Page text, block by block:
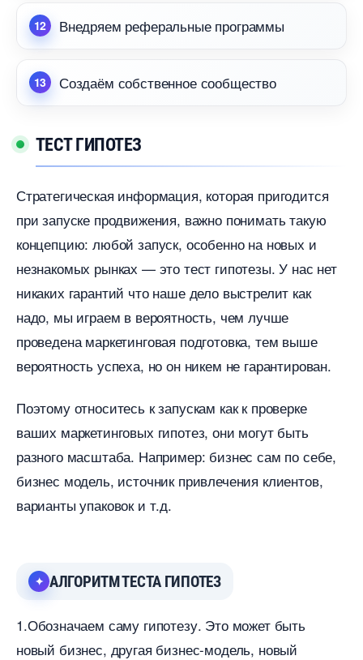
недряем реферальные программы
Создаём собственное сообщество
ТЕСТ ГИПОТЕЗ
Стратегическая информация, которая пригодится
при запуске продвижения, важно понимать такую
концепцию: любой запуск, особенно на новых и
незнакомых рынках — это тест гипотезы. У нас нет
никаких гарантий что наше дело выстрелит как
надо, мы играем в вероятность, чем лучше
проведена маркетинговая подготовка, тем выше
ероятность успеха, но он никем не гарантирован.
Поэтому относитесь к запускам как к проверке
аших маркетинговых гипотез, они могут быть
разного масштаба. Например: бизнес сам по себе,
изнес модель, источник привлечения клиентов,
арианты упаковок и т.д.
АЛГОРИТМ ТЕСТА ГИПОТЕЗ
1.Обозначаем саму гипотезу. Это может быть
новый бизнес, другая бизнес-модель, новый